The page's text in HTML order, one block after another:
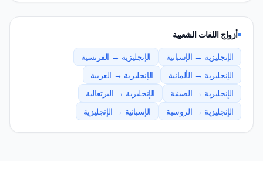
أزواج اللغات الشعبية
الإنجليزية → الإسبانية
الإنجليزية → الفرنسية
الإنجليزية → الألمانية
الإنجليزية → العربية
الإنجليزية → الصينية
الإنجليزية → البرتغالية
الإنجليزية → الروسية
الإسبانية → الإنجليزية